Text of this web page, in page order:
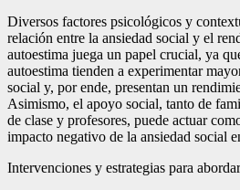
Diversos factores psicológicos y
relación entre la ansiedad social y el
autoestima juega un papel crucial, ya
autoestima tienden a experimentar
social y, por ende, presentan un
Asimismo, el apoyo social, tanto de
de clase y profesores, puede actuar
impacto negativo de la ansiedad social
Intervenciones y estrategias para